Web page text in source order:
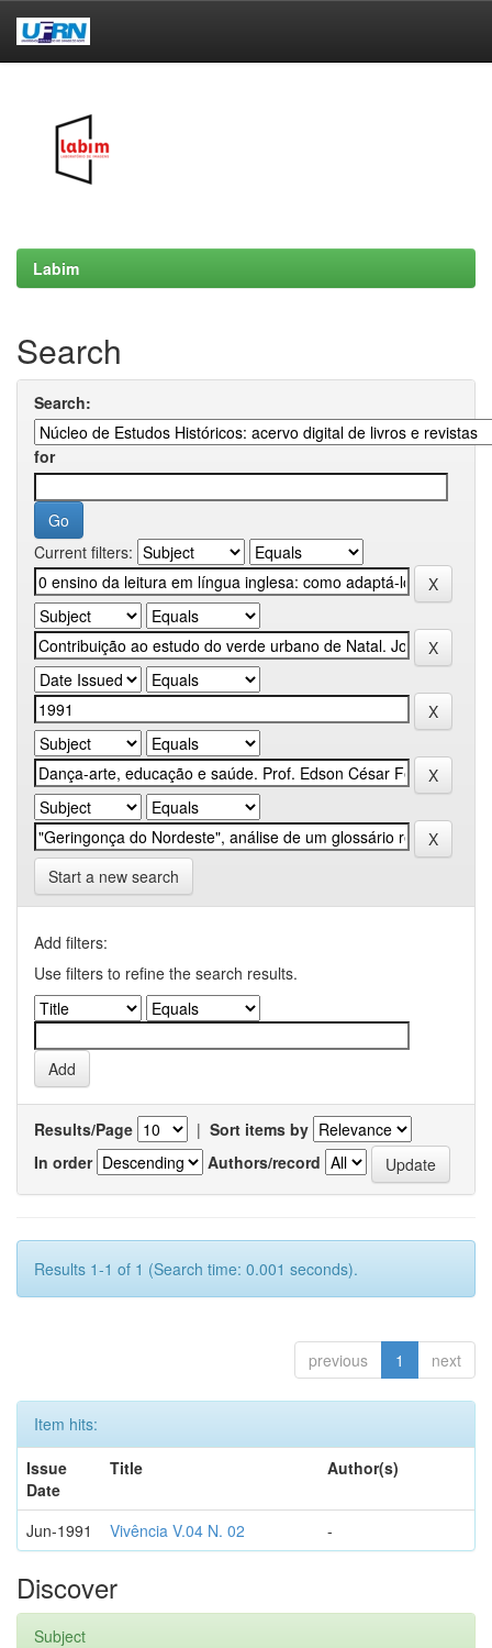
Labim
Search
Search:
for
Current filters:
Start a new search
Add filters:
Use filters to refine the search results.
Results/Page | Sort items by
In order
Authors/record
Results 1-1 of 1 (Search time: 0.001 seconds).
previous 1 next
Item hits:
Issue
Date
Title Author(s)
Jun-1991 Vivência V.04 N. 02 -
Discover
Subject